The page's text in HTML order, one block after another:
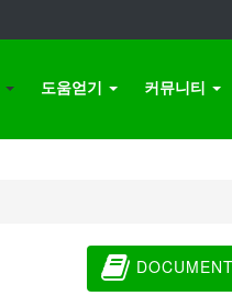
도움얻기 커뮤니티